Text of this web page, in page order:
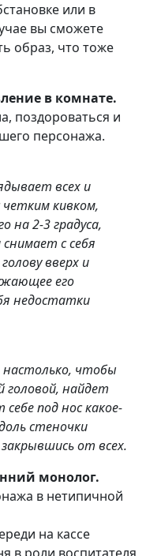
или в
вы сможете
образ, что тоже
в комнате.
поздороваться и
персонажа.
всех и
четким кивком,
на 2-3 градуса,
с себя
вверх и
его
недостатки
настолько, чтобы
головой, найдет
под нос какое-
стеночки
от всех.
монолог.
в нетипичной
на кассе